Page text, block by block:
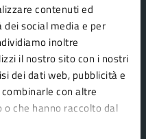
contenuti ed
social media e per
inoltre
il nostro sito con i nostri
dei dati web, pubblicità e
con altre
che hanno raccolto dal